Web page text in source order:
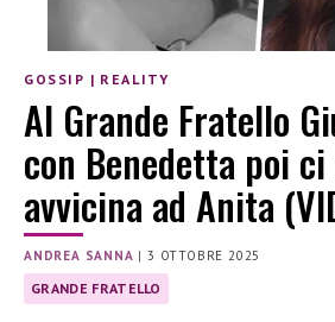
GOSSIP | REALITY
Al Grande Fratello
con Benedetta poi
avvicina ad Anita
ANDREA SANNA |3 OTTOBRE 2025
GRANDE FRATELLO